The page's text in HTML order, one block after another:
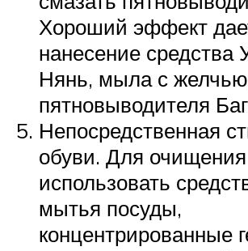
Хороший эффект
нанесение средства
Нянь, мыла с
пятновыводителя
Непосредственная
обуви. Для
использовать
мытья посуды,
концентрированные